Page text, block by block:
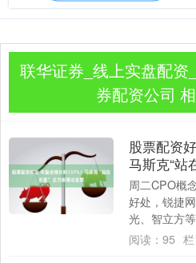
联华证券_线上实盘配资
券配资公司
股票配资
马斯克“站
周二CPO概
好处，锐捷
光、智立方
光里” 消息面
阅读： 95 栏